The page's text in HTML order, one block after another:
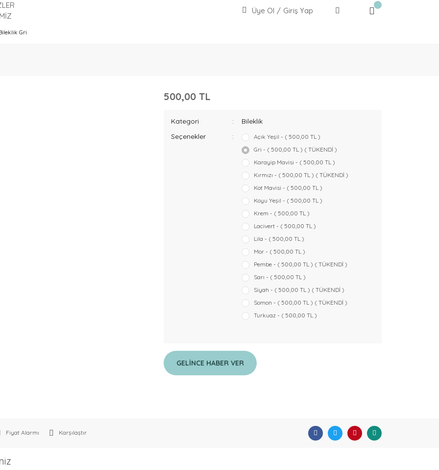
Üye Ol / Giriş Yap
Gri
500,00 TL
Kategori
Bileklik
Seçenekler
Açık Yeşil - ( 500,00 TL )
Gri - ( 500,00 TL ) ( TÜKENDİ )
Karayip Mavisi - ( 500,00 TL )
Kırmızı - ( 500,00 TL ) ( TÜKENDİ )
Kot Mavisi - ( 500,00 TL )
Koyu Yeşil - ( 500,00 TL )
Krem - ( 500,00 TL )
Lacivert - ( 500,00 TL )
Lila - ( 500,00 TL )
Mor - ( 500,00 TL )
Pembe - ( 500,00 TL ) ( TÜKENDİ )
Sarı - ( 500,00 TL )
Siyah - ( 500,00 TL ) ( TÜKENDİ )
Somon - ( 500,00 TL ) ( TÜKENDİ )
Turkuaz - ( 500,00 TL )
GELİNCE HABER VER
Fiyat Alarmı Karşılaştır